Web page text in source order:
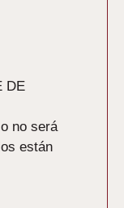
DE
no será
están